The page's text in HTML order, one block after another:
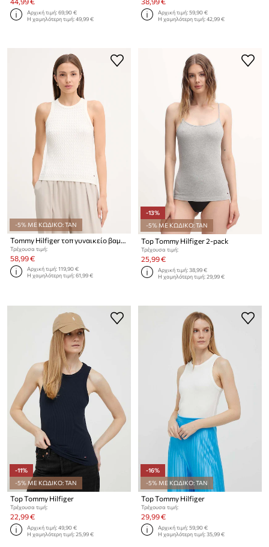
Αρχική τιμή:69,90 €
Η χαμηλότερη τιμή:49,99 €
Αρχική τιμή:59,90 €
Η χαμηλότερη τιμή:42,99 €
-5% ΜΕ ΚΩΔΙΚΟ: TAN
Tommy Hilfiger τοπ γυναικείο βαμβακερό
Τρέχουσα τιμή:
58,99 €
Αρχική τιμή:119,90 €
Η χαμηλότερη τιμή:61,99 €
-13%
-5% ΜΕ ΚΩΔΙΚΟ: TAN
Top Tommy Hilfiger 2-pack
Τρέχουσα τιμή:
25,99 €
Αρχική τιμή:38,99 €
Η χαμηλότερη τιμή:29,99 €
-11%
-5% ΜΕ ΚΩΔΙΚΟ: TAN
Top Tommy Hilfiger
Τρέχουσα τιμή:
22,99 €
Αρχική τιμή:49,90 €
Η χαμηλότερη τιμή:25,99 €
-16%
-5% ΜΕ ΚΩΔΙΚΟ: TAN
Top Tommy Hilfiger
Τρέχουσα τιμή:
29,99 €
Αρχική τιμή:59,90 €
Η χαμηλότερη τιμή:35,99 €